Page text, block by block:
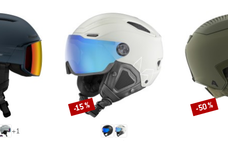
+1
Remise
-15 % Remise
-50 %